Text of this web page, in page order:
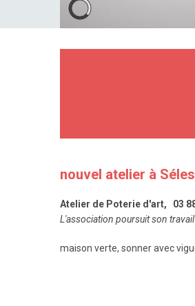
nouvel atelier à
Atelier de Poterie d'art, 03
L'association poursuit son
maison verte, sonner avec